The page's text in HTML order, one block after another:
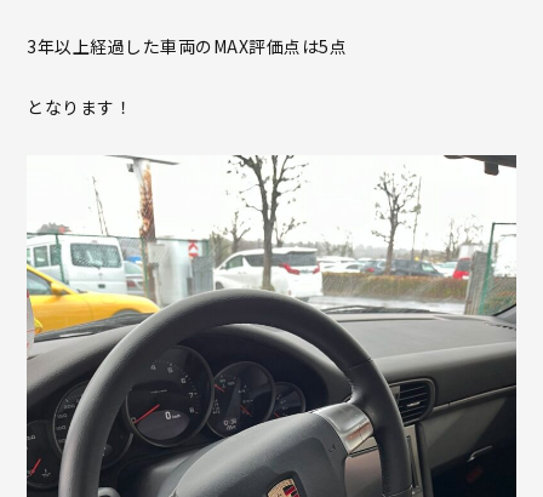
3年以上経過した車両のMAX評価点は5点
となります！